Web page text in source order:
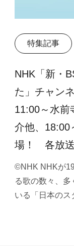
特集記事
NHK「新・
た」チャン
11:00～水前
介他、18:00
場！ 各放送
©NHK NHKが
る歌の数々、
いる「日本の